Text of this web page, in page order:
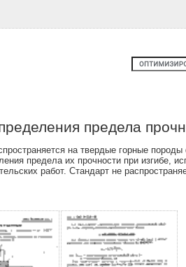
предела
на твердые горные
предела их прочности при изгибе,
работ. Стандарт не